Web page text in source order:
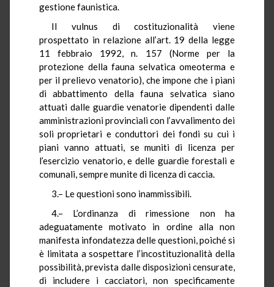
gestione faunistica.
Il vulnus di costituzionalità viene
prospettato in relazione all’art. 19 della legge
11 febbraio 1992, n. 157 (Norme per la
protezione della fauna selvatica omeoterma e
per il prelievo venatorio), che impone che i piani
di abbattimento della fauna selvatica siano
attuati dalle guardie venatorie dipendenti dalle
amministrazioni provinciali con l’avvalimento dei
soli proprietari e conduttori dei fondi su cui i
piani vanno attuati, se muniti di licenza per
l’esercizio venatorio, e delle guardie forestali e
comunali, sempre munite di licenza di caccia.
3.– Le questioni sono inammissibili.
4.– L’ordinanza di rimessione non ha
adeguatamente motivato in ordine alla non
manifesta infondatezza delle questioni, poiché si
è limitata a sospettare l’incostituzionalità della
possibilità, prevista dalle disposizioni censurate,
di includere i cacciatori, non specificamente